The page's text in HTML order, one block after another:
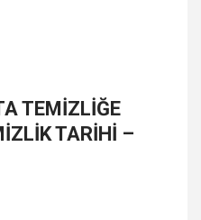
TEMİZLİĞE
TARİHİ –